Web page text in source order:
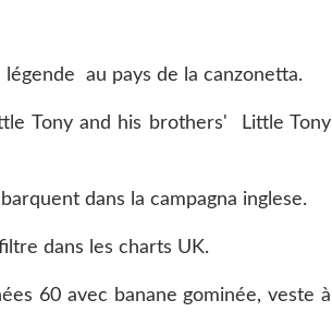
légende au pays de la canzonetta.
Tony and his brothers' Little Tony
dans la campagna inglese.
dans les charts UK.
60 avec banane gominée, veste à